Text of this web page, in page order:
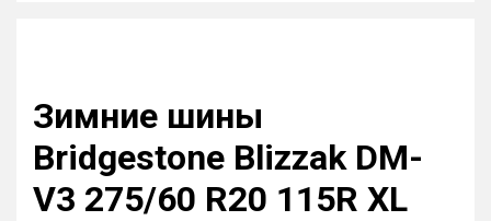
Зимние шины
Bridgestone Blizzak DM-
V3 275/60 R20 115R XL